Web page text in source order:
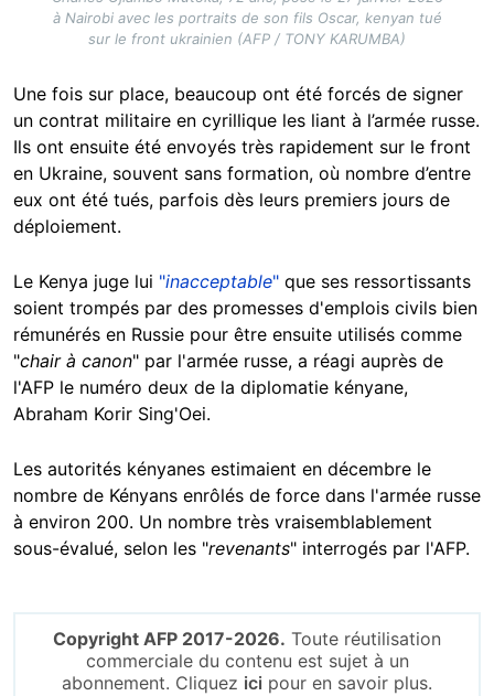
à Nairobi avec les portraits de son fils Oscar, kenyan tué
sur le front ukrainien (AFP / TONY KARUMBA)
Une fois sur place, beaucoup ont été forcés de signer
un contrat militaire en cyrillique les liant à l’armée russe.
Ils ont ensuite été envoyés très rapidement sur le front
en Ukraine, souvent sans formation, où nombre d’entre
eux ont été tués, parfois dès leurs premiers jours de
déploiement.
Le Kenya juge lui "inacceptable" que ses ressortissants
soient trompés par des promesses d'emplois civils bien
rémunérés en Russie pour être ensuite utilisés comme
"chair à canon" par l'armée russe, a réagi auprès de
l'AFP le numéro deux de la diplomatie kényane,
Abraham Korir Sing'Oei.
Les autorités kényanes estimaient en décembre le
nombre de Kényans enrôlés de force dans l'armée russe
à environ 200. Un nombre très vraisemblablement
sous-évalué, selon les "revenants" interrogés par l'AFP.
Copyright AFP 2017-2026. Toute réutilisation
commerciale du contenu est sujet à un
abonnement. Cliquez ici pour en savoir plus.